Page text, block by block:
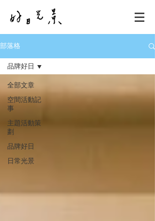
部落格
全部文章
空間活動記
事
主題活動策
劃
品牌好日
日常光景
品牌好日